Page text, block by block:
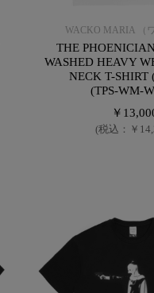
WACKO MARIA （
THE
WASHED HEAVY
NECK T-SHIRT
(TPS-WM-
￥
(税込：￥